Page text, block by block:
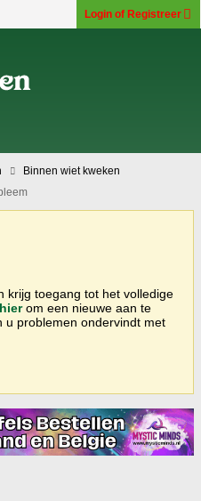
Login of Registreer
Binnen wiet kweken
krijg toegang tot het volledige
hierom een nieuwe aan te
u problemen ondervindt met